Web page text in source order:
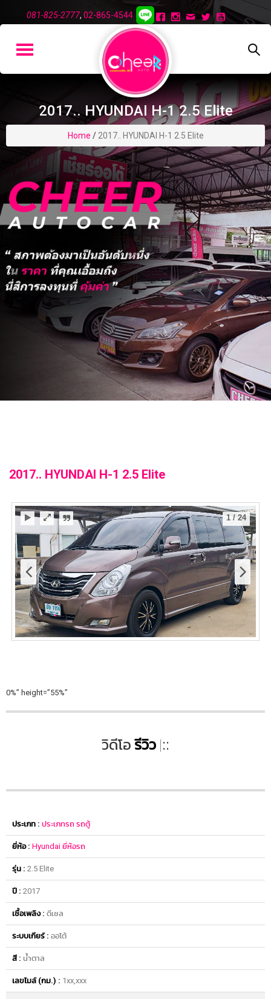
081-825-2777, 02-865-4544
2017.. HYUNDAI H-1 2.5 Elite
Home / 2017.. HYUNDAI H-1 2.5 Elite
2017.. HYUNDAI H-1 2.5 Elite
1 / 24
0%” height=”55%”
วิดีโอ รีวิว |::
ประเภท : ประเภทรถ รถตู้
ยี่ห้อ : Hyundai ยี่ห้อรถ
รุ่น : 2.5 Elite
ปี : 2017
เชื้อเพลิง : ดีเซล
ระบบเกียร์ : ออโต้
สี : น้ำตาล
เลขไมล์ (กม.) : 1xx,xxx